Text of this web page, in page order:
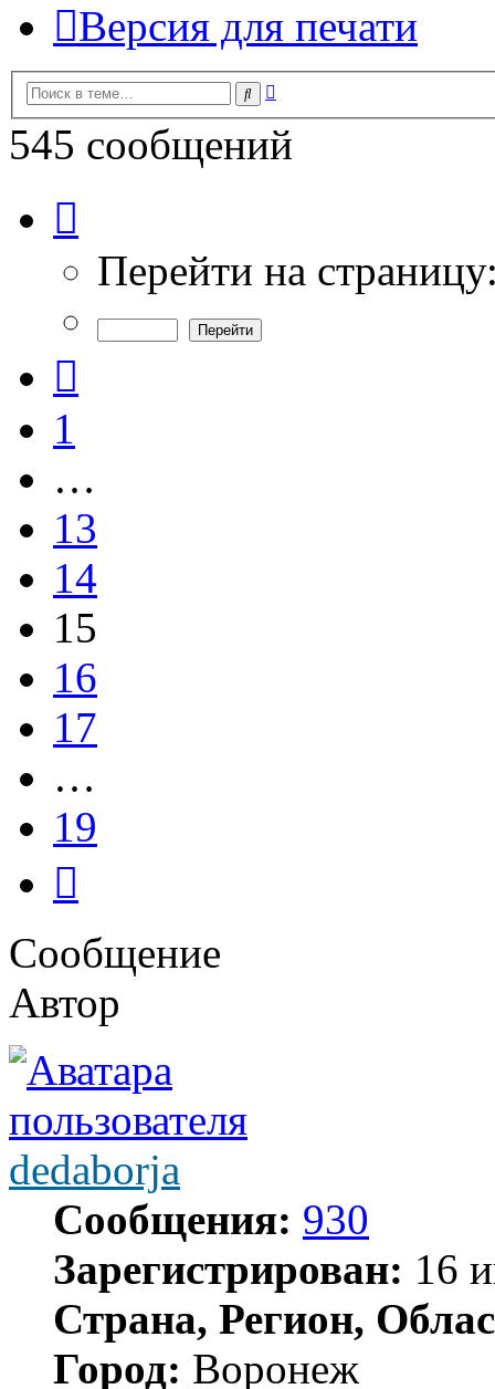
Версия для печати
Поиск
545 сообщений
из
Перейти на
1
…
13
14
15
16
17
…
19
Сообщение
Автор
dedaborja
Сообщения: 930
Зарегистрирован: 16
Страна, Регион,
Город: Воронеж